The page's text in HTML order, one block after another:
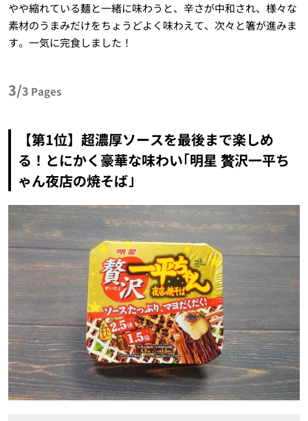
やや縮れている麺と一緒に味わうと、辛さが中和され、様々な
素材のうまみだけをちょうどよく味わえて、次々と箸が進みま
す。一気に完食しました！
3/3 Pages
【第1位】超濃厚ソースを最後まで楽しめ
る！とにかく豪華な味わい｢明星 贅沢一平ち
ゃん夜店の焼そば｣